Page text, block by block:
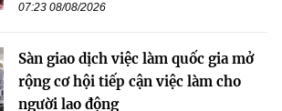
07:23 08/08/2026
Sàn giao dịch việc làm quốc gia mở
rộng cơ hội tiếp cận việc làm cho
người lao động